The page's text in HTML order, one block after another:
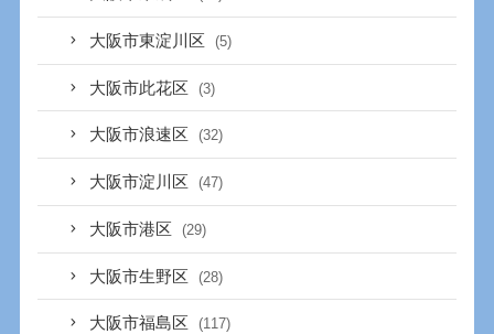
大阪市東淀川区 (5)
大阪市此花区 (3)
大阪市浪速区 (32)
大阪市淀川区 (47)
大阪市港区 (29)
大阪市生野区 (28)
大阪市福島区 (117)